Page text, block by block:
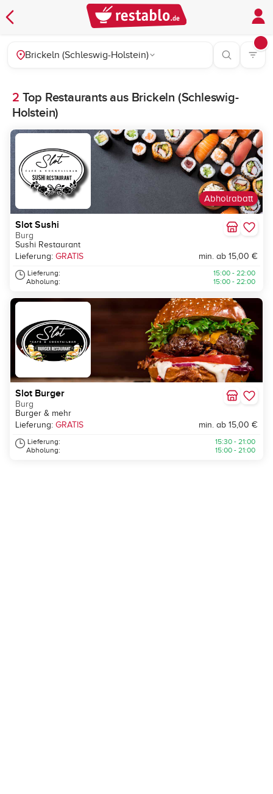
Brickeln (Schleswig-Holstein)
2 Top Restaurants aus Brickeln (Schleswig-
Holstein)
Abholrabatt
Slot Sushi
Burg
Sushi Restaurant
Lieferung: GRATIS min. ab 15,00 €
Lieferung:
Abholung:
15:00 - 22:00
15:00 - 22:00
Slot Burger
Burg
Burger & mehr
Lieferung: GRATIS min. ab 15,00 €
Lieferung:
Abholung:
15:30 - 21:00
15:00 - 21:00